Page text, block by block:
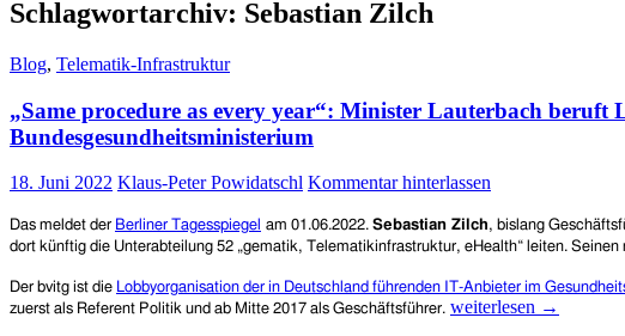
Schlagwortarchiv: Sebastian Zilch
Blog, Telematik-Infrastruktur
„Same procedure as every year“: Minister Lauterbach
Bundesgesundheitsministerium
18. Juni 2022 Klaus-Peter Powidatschl Kommentar hinterlassen
Das meldet der Berliner Tagesspiegel am 01.06.2022. Sebastian Zilch, bis lang
dort künftig die Unterabteilung 52 „gematik, Telematikinfrastruktur, eHealth“ leiten. Seinen
Der bvitg ist die Lobbyorganisation der in Deutschland führenden IT-Anbieter im
zuerst als Referent Politik und ab Mitte 2017 als Geschäftsführer. „Same
weiterlesen →